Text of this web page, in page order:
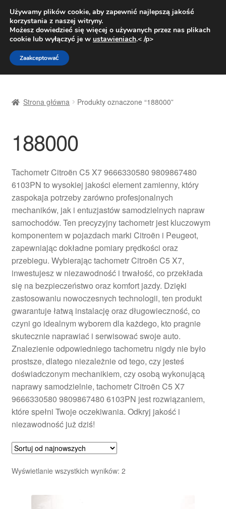
DOSTAWA od 31 zł
Pn.-pt. 9:00-16:00800 003 167
Przejdź
do
nawigacji
Przejdź
do
treści
Dostawa
Dostawa na cały świat
Moje konto
O nas
Płatności
Polityka prywatności
Procedura reklamacyjna
Skarga
Wózek
Zamówienia
Zasady i warunki
Strona główna Produkty oznaczone “188000”
188000
Tachometr Citroën C5 X7 9666330580 9809867480
6103PN to wysokiej jakości element zamienny, który
zaspokaja potrzeby zarówno profesjonalnych
mechaników, jak i entuzjastów samodzielnych napraw
samochodów. Ten precyzyjny tachometr jest kluczowym
komponentem w pojazdach marki Citroën i Peugeot,
zapewniając dokładne pomiary prędkości oraz
przebiegu. Wybierając tachometr Citroën C5 X7,
inwestujesz w niezawodność i trwałość, co przekłada
się na bezpieczeństwo oraz komfort jazdy. Dzięki
zastosowaniu nowoczesnych technologii, ten produkt
gwarantuje łatwą instalację oraz długowieczność, co
czyni go idealnym wyborem dla każdego, kto pragnie
skutecznie naprawiać i serwisować swoje auto.
Znalezienie odpowiedniego tachometru nigdy nie było
prostsze, dlatego niezależnie od tego, czy jesteś
doświadczonym mechanikiem, czy osobą wykonującą
naprawy samodzielnie, tachometr Citroën C5 X7
9666330580 9809867480 6103PN jest rozwiązaniem,
które spełni Twoje oczekiwania. Odkryj jakość i
niezawodność już dziś!
Wyświetlanie wszystkich wyników: 2Posortowane
Używamy plików cookie, aby zapewnić najlepszą jakość
korzystania z naszej witryny.
Możesz dowiedzieć się więcej o używanych przez nas plikach
cookie lub wyłączyć je w ustawieniach.< /p>
Zaakceptować